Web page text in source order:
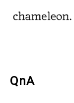
QnA